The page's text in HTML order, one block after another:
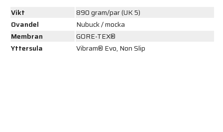
Vikt
890 gram/par (UK 5)
Ovandel
Nubuck / mocka
Membran
GORE-TEX®
Yttersula
Vibram® Evo, Non Slip